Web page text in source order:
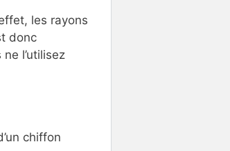
les rayons
donc
l’utilisez
chiffon